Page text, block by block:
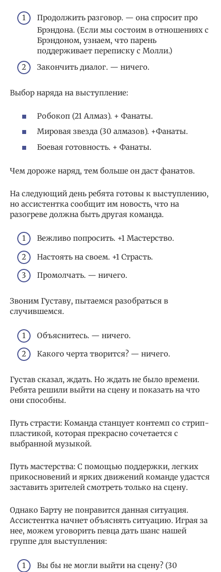
Продолжить разговор. — она спросит про
Брэндона. (Если мы состоим в отношениях с
Брэндоном, узнаем, что парень
поддерживает переписку с Молли.)
Закончить диалог. — ничего.
Выбор наряда на выступление:
Робокоп (21 Алмаз). + Фанаты.
Мировая звезда (30 алмазов). +Фанаты.
Боевая готовность. + Фанаты.
Чем дороже наряд, тем больше он даст фанатов.
На следующий день ребята готовы к выступлению,
но ассистентка сообщит им новость, что на
разогреве должна быть другая команда.
Вежливо попросить. +1 Мастерство.
Настоять на своем. +1 Страсть.
Промолчать. — ничего.
Звоним Густаву, пытаемся разобраться в
случившемся.
Объяснитесь. — ничего.
Какого черта творится? — ничего.
Густав сказал, ждать. Но ждать не было времени.
Ребята решили выйти на сцену и показать на что
они способны.
Путь страсти: Команда станцует контемп со стрип-
пластикой, которая прекрасно сочетается с
выбранной музыкой.
Путь мастерства: С помощью поддержки, легких
прикосновений и ярких движений команде удастся
заставить зрителей смотреть только на сцену.
Однако Барту не понравится данная ситуация.
Ассистентка начнет объяснять ситуацию. Играя за
нее, можем уговорить певца дать шанс нашей
группе для выступления:
Вы бы не могли выйти на сцену? (30